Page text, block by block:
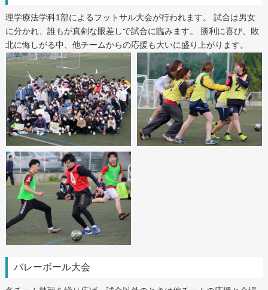
理学療法学科1部によるフットサル大会が行われます。 試合は男女
に分かれ、誰もが真剣な眼差しで試合に臨みます。 勝利に喜び、敗
北に悔しがる中、他チームからの応援も大いに盛り上がります。
バレーボール大会